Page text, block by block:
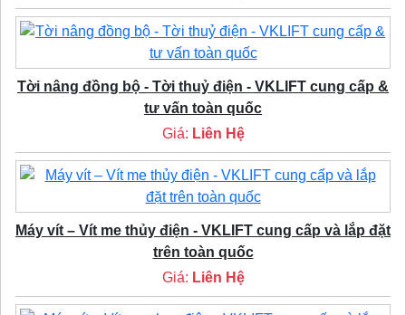
Tời nâng đồng bộ - Tời thuỷ điện - VKLIFT cung cấp &
tư vấn toàn quốc
Giá: Liên Hệ
Máy vít – Vít me thủy điện - VKLIFT cung cấp và lắp đặt
trên toàn quốc
Giá: Liên Hệ